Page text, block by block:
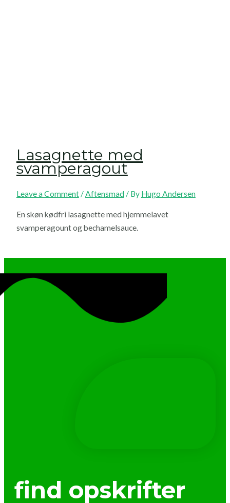
Lasagnette med
svamperagout
Leave a Comment /Aftensmad/ By Hugo Andersen
En skøn kødfri lasagnette med hjemmelavet
svamperagount og bechamelsauce.
find opskrifter